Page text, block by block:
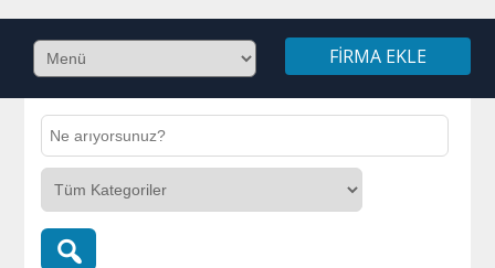
FIRMA EKLE